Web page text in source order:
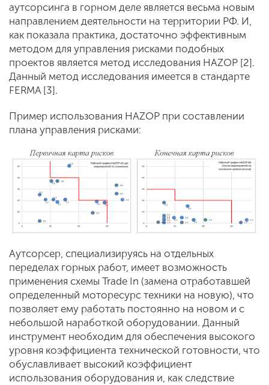
аутсорсинга в горном деле является весьма новым
направлением деятельности на территории РФ. И,
как показала практика, достаточно эффективным
методом для управления рисками подобных
проектов является метод исследования HAZOP [2].
Данный метод исследования имеется в стандарте
FERMA [3].
Пример использования HAZOP при составлении
плана управления рисками:
Аутсорсер, специализируясь на отдельных
переделах горных работ, имеет возможность
применения схемы Trade In (замена отработавшей
определенный моторесурс техники на новую), что
позволяет ему работать постоянно на новом и с
небольшой наработкой оборудовании. Данный
инструмент необходим для обеспечения высокого
уровня коэффициента технической готовности, что
обуславливает высокий коэффициент
использования оборудования и, как следствие